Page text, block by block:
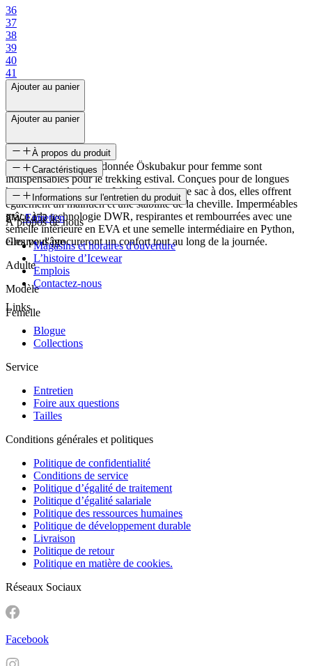
36
37
38
39
40
41
Ajouter au panier
Ajouter au panier
À propos du produit
Les chaussures de randonnée Öskubakur pour femme sont
indispensables pour le trekking estival. Conçues pour de longues
heures de randonnée en Islande avec votre sac à dos, elles offrent
également un maintien et une stabilité de la cheville. Imperméables
grâce à la technologie DWR, respirantes et rembourrées avec une
semelle intérieure en EVA et une semelle intermédiaire en Python,
elles vous procureront un confort tout au long de la journée.
Caractéristiques
SKU
FW-1452
Groupe d'âge
Adulte
Modèle
Femelle
Informations sur l'entretien du produit
Entretien
À propos de nous
Magasins et horaires d'ouverture
L’histoire d’Icewear
Emplois
Contactez-nous
Links
Blogue
Collections
Service
Entretien
Foire aux questions
Tailles
Conditions générales et politiques
Politique de confidentialité
Conditions de service
Politique d’égalité de traitement
Politique d’égalité salariale
Politique des ressources humaines
Politique de développement durable
Livraison
Politique de retour
Politique en matière de cookies.
Réseaux Sociaux
Facebook